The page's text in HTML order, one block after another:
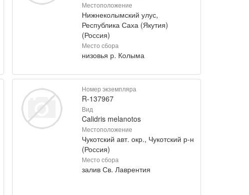
Местоположение
Нижнеколымский улус,
Республика Саха (Якутия)
(Россия)
Место сбора
низовья р. Колыма
Номер экземпляра
R-137967
Вид
Calidris melanotos
Местоположение
Чукотский авт. окр., Чукотский р-н
(Россия)
Место сбора
залив Св. Лаврентия